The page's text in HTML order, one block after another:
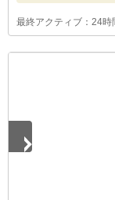
最終アクティブ：24時